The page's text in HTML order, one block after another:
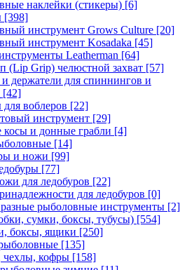
наклейки (стикеры) [6]
[398]
инструмент Grows Culture [20]
инструмент Kosadaka [45]
Leatherman [64]
(Lip Grip) челюстной захват [57]
держатели для спиннингов и
[42]
воблеров [22]
инструмент [29]
и донные грабли [4]
[14]
и ножи [99]
[77]
для ледобуров [22]
для ледобуров [0]
рыболовные инструменты [2]
сумки, боксы, тубусы) [554]
боксы, ящики [250]
[135]
чехлы, кофры [158]